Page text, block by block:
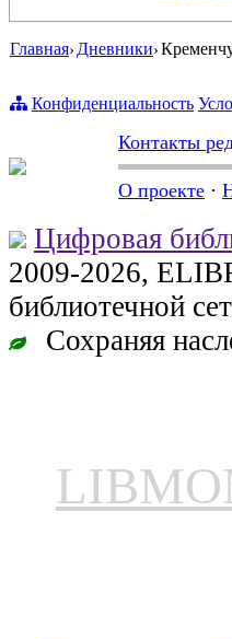
Главная›Дневники›
Конфиденциальность
Контакты
О проекте ·
Цифровая
2009-2026,
библиотечной
Сохраняя